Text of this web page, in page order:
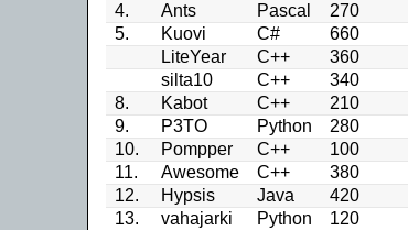
4.
Ants Pascal 270
5.
Kuovi C# 660
LiteYear
C++ 360
silta10
C++ 340
8.
Kabot C++ 210
9.
P3TO Python 280
10.
Pompper C++ 100
11.
Awesome C++ 380
12.
Hypsis Java 420
13.
vahajarki Python 120